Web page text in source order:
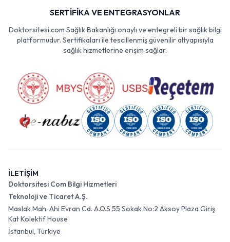
SERTİFİKA VE ENTEGRASYONLAR
Doktorsitesi.com Sağlık Bakanlığı onaylı ve entegreli bir sağlık bilgi
platformudur. Sertifikaları ile tescillenmiş güvenilir altyapısıyla
sağlık hizmetlerine erişim sağlar.
İLETİŞİM
Doktorsitesi Com Bilgi Hizmetleri
Teknoloji ve Ticaret A.Ş.
Maslak Mah. Ahi Evran Cd. A.O.S 55 Sokak No:2 Aksoy Plaza Giriş
Kat Kolektif House
İstanbul, Türkiye